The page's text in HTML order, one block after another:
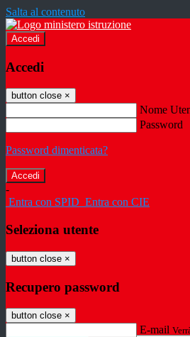
Salta al contenuto
Accedi
Accedi
button close ×
Nome
Password
Password dimenticata?
-
Entra con SPID Entra con CIE
Seleziona utente
button close ×
Recupero password
button close ×
E-mail